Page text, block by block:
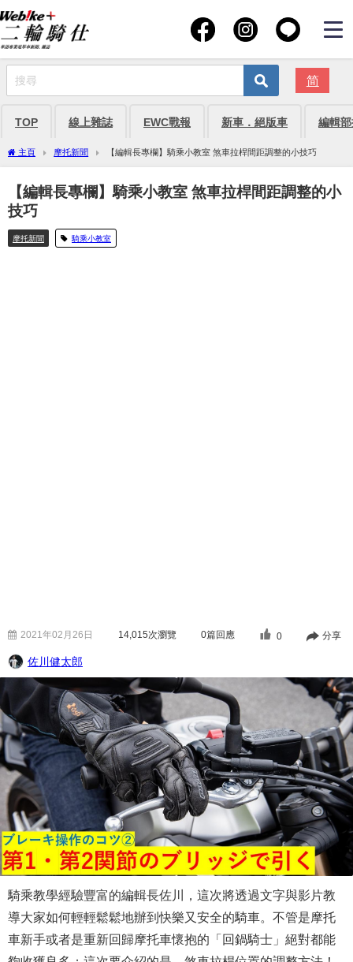
简
TOP 線上雜誌 EWC戰報 新車．絕版車 編輯
主頁 摩托新聞 【編輯長專欄】騎乘小教室 煞車拉桿間距調整的小技巧
【編輯長專欄】騎乘小教室 煞車拉桿間距調整的小
技巧
摩托新聞 騎乘小教室
2021年02月26日 14,015次瀏覽 0篇回應 0 分享
佐川健太郎
騎乘教學經驗豐富的編輯長佐川，這次將透過文字與影片教
導大家如何輕輕鬆鬆地辦到快樂又安全的騎車。不管是摩托
車新手或者是重新回歸摩托車懷抱的「回鍋騎士」絕對都能